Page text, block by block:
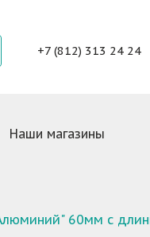
+7 (812) 313 24 24
Наши магазины
60мм с